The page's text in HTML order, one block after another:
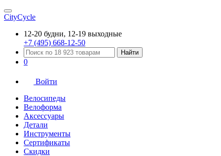
CityCycle
12-20 будни, 12-19 выходные
+7 (495) 668-12-50
Найти
0
Войти
Велосипеды
Велоформа
Аксессуары
Детали
Инструменты
Сертификаты
Скидки